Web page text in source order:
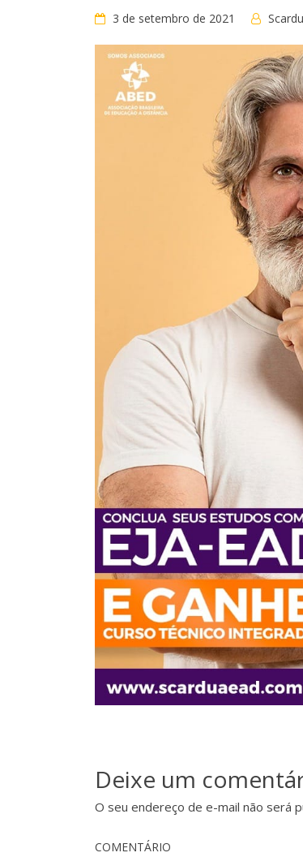
3 de setembro de 2021
Deixe um
O seu endereço de e-mail não será
COMENTÁRIO